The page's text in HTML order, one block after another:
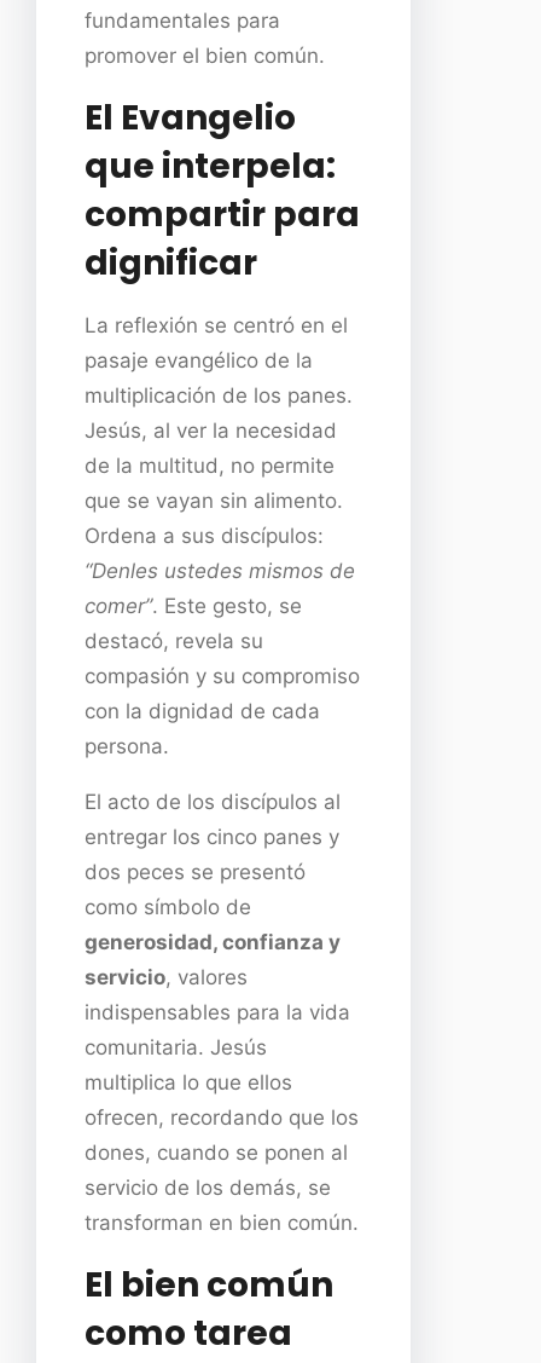
fundamentales para
promover el bien común.
El Evangelio
que interpela:
compartir para
dignificar
La reflexión se centró en el
pasaje evangélico de la
multiplicación de los panes.
Jesús, al ver la necesidad
de la multitud, no permite
que se vayan sin alimento.
Ordena a sus discípulos:
“Denles ustedes mismos de
comer”. Este gesto, se
destacó, revela su
compasión y su compromiso
con la dignidad de cada
persona.
El acto de los discípulos al
entregar los cinco panes y
dos peces se presentó
como símbolo de
generosidad, confianza y
servicio, valores
indispensables para la vida
comunitaria. Jesús
multiplica lo que ellos
ofrecen, recordando que los
dones, cuando se ponen al
servicio de los demás, se
transforman en bien común.
El bien común
como tarea